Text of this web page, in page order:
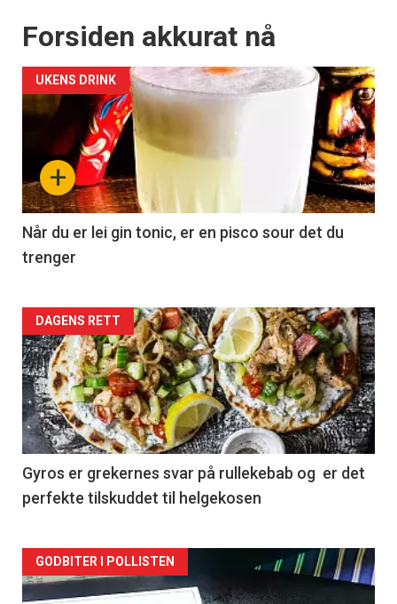
Forsiden akkurat nå
+
UKENS DRINK
Når du er lei gin tonic, er en pisco sour det du
trenger
Forsiden
akkurat
nå
-
2
DAGENS RETT
Gyros er grekernes svar på rullekebab og er det
perfekte tilskuddet til helgekosen
Forsiden
GODBITER I POLLISTEN